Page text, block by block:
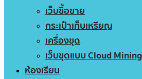
เว็บซื้อขาย
กระเป๋าเก็บเหรียญ
เครื่องขุด
เว็บขุดแบบ Cloud Mining
ห้องเรียน